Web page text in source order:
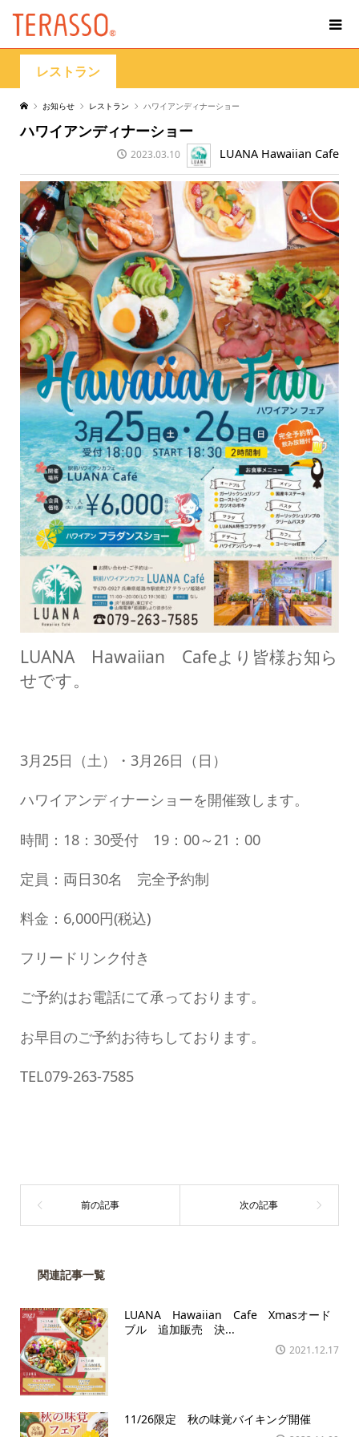
レストラン
お知らせ レストラン ハワイアンディナーショー
ハワイアンディナーショー
2023.03.10 LUANA Hawaiian Cafe
LUANA Hawaiian Cafeより皆様お知ら
せです。
3月25日（土）・3月26日（日）
ハワイアンディナーショーを開催致します。
時間：18：30受付 19：00～21：00
定員：両日30名 完全予約制
料金：6,000円(税込)
フリードリンク付き
ご予約はお電話にて承っております。
お早目のご予約お待ちしております。
TEL079-263-7585
関連記事一覧
LUANA Hawaiian Cafe Xmasオード
ブル 追加販売 決...
2021.12.17
11/26限定 秋の味覚バイキング開催